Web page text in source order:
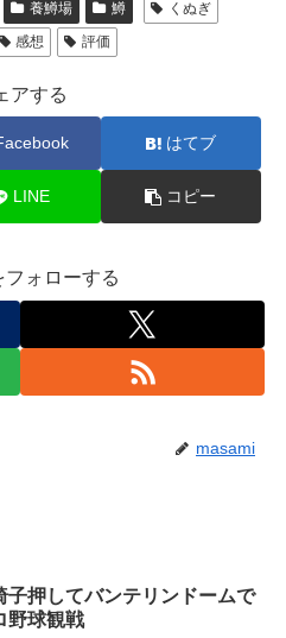
養鱒場 鱒
くぬぎ
感想 評価
アする
はてブ
LINE コピー
フォローする
masami
子押してバンテリンドームで
野球観戦